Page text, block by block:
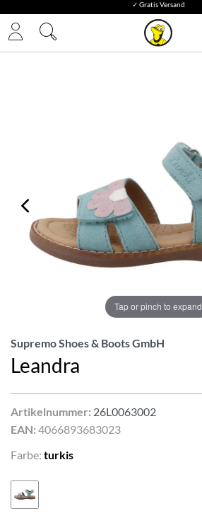
✓ Gratis Versand
Tap or pinch to expand
Supremo Shoes & Boots GmbH
Leandra
Artikelnummer: 26L0063002
EAN: 4066893683023
Farbe: turkis